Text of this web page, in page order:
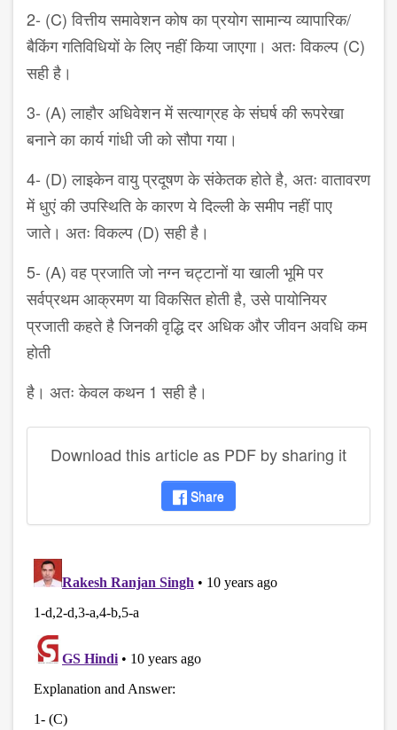
2- (C) वित्तीय समावेशन कोष का प्रयोग सामान्य व्यापारिक/
बैकिंग गतिविधियों के लिए नहीं किया जाएगा। अतः विकल्प (C)
सही है।
3- (A) लाहौर अधिवेशन में सत्याग्रह के संघर्ष की रूपरेखा
बनाने का कार्य गांधी जी को सौपा गया।
4- (D) लाइकेन वायु प्रदूषण के संकेतक होते है, अतः वातावरण
में धुएं की उपस्थिति के कारण ये दिल्ली के समीप नहीं पाए
जाते। अतः विकल्प (D) सही है।
5- (A) वह प्रजाति जो नग्न चट्टानों या खाली भूमि पर
सर्वप्रथम आक्रमण या विकसित होती है, उसे पायोनियर
प्रजाती कहते है जिनकी वृद्धि दर अधिक और जीवन अवधि कम
होती
है। अतः केवल कथन 1 सही है।
Download this article as PDF by sharing it
Share